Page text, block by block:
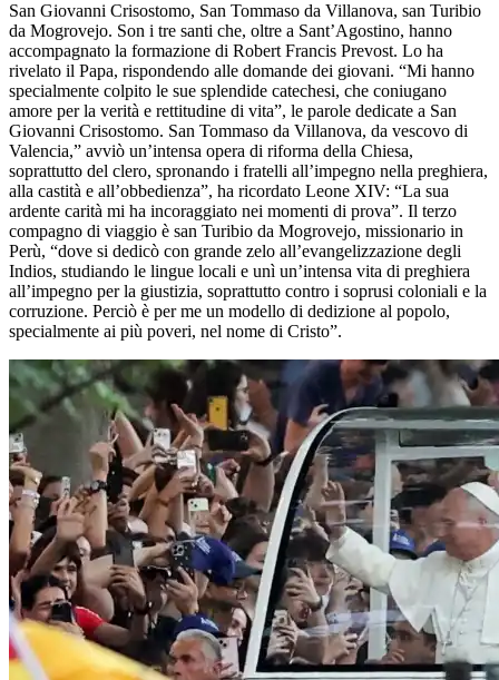
San Giovanni Crisostomo, San Tommaso da Villanova, san Turibio
da Mogrovejo. Son i tre santi che, oltre a Sant’Agostino, hanno
accompagnato la formazione di Robert Francis Prevost. Lo ha
rivelato il Papa, rispondendo alle domande dei giovani. “Mi hanno
specialmente colpito le sue splendide catechesi, che coniugano
amore per la verità e rettitudine di vita”, le parole dedicate a San
Giovanni Crisostomo. San Tommaso da Villanova, da vescovo di
Valencia,” avviò un’intensa opera di riforma della Chiesa,
soprattutto del clero, spronando i fratelli all’impegno nella preghiera,
alla castità e all’obbedienza”, ha ricordato Leone XIV: “La sua
ardente carità mi ha incoraggiato nei momenti di prova”. Il terzo
compagno di viaggio è san Turibio da Mogrovejo, missionario in
Perù, “dove si dedicò con grande zelo all’evangelizzazione degli
Indios, studiando le lingue locali e unì un’intensa vita di preghiera
all’impegno per la giustizia, soprattutto contro i soprusi coloniali e la
corruzione. Perciò è per me un modello di dedizione al popolo,
specialmente ai più poveri, nel nome di Cristo”.